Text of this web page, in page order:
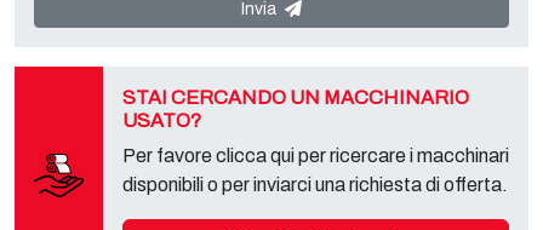
rivolgersi al "Servizio Privacy" presso il titolare del trattamento per
esercitare i diritti previsti e per ottenere l’informativa completa,
Invia
STAI CERCANDO UN MACCHINARIO
USATO?
Per favore clicca qui per ricercare i macchinari
disponibili o per inviarci una richiesta di offerta.